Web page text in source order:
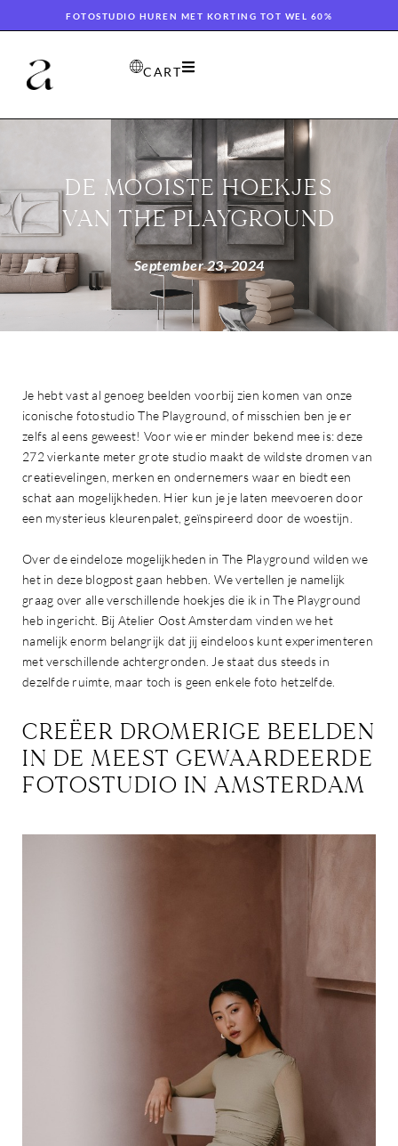
FOTOSTUDIO HUREN MET KORTING TOT WEL 60%
CART
DE MOOISTE HOEKJES
VAN THE PLAYGROUND
September 23, 2024
Je hebt vast al genoeg beelden voorbij zien komen van onze
iconische fotostudio The Playground, of misschien ben je er
zelfs al eens geweest! Voor wie er minder bekend mee is: deze
272 vierkante meter grote studio maakt de wildste dromen van
creatievelingen, merken en ondernemers waar en biedt een
schat aan mogelijkheden. Hier kun je je laten meevoeren door
een mysterieus kleurenpalet, geïnspireerd door de woestijn.
Over de eindeloze mogelijkheden in The Playground wilden we
het in deze blogpost gaan hebben. We vertellen je namelijk
graag over alle verschillende hoekjes die ik in The Playground
heb ingericht. Bij Atelier Oost Amsterdam vinden we het
namelijk enorm belangrijk dat jij eindeloos kunt experimenteren
met verschillende achtergronden. Je staat dus steeds in
dezelfde ruimte, maar toch is geen enkele foto hetzelfde.
CREËER DROMERIGE BEELDEN
IN DE MEEST GEWAARDEERDE
FOTOSTUDIO IN AMSTERDAM